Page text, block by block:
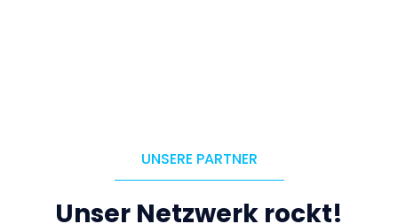
UNSERE PARTNER
Unser Netzwerk rockt!